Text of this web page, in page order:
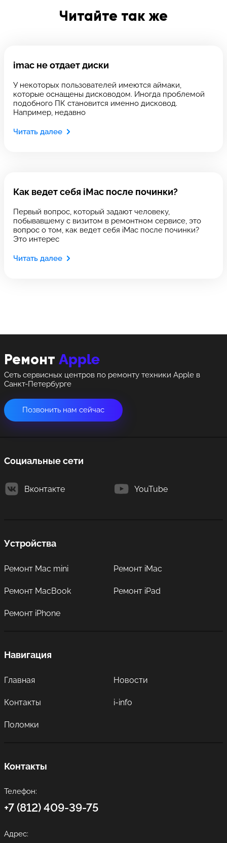
Читайте так же
imac не отдает диски
У некоторых пользователей имеются аймаки,
которые оснащены дисководом. Иногда проблемой
подобного ПК становится именно дисковод.
Например, недавно
Читать далее
Как ведет себя iMac после починки?
Первый вопрос, который задают человеку,
побывавшему с визитом в ремонтном сервисе, это
вопрос о том, как ведет себя iMac после починки?
Это интерес
Читать далее
Ремонт Apple
Сеть сервисных центров по ремонту техники Apple в
Санкт-Петербурге
Позвонить нам сейчас
Социальные сети
Вконтакте YouTube
Устройства
Ремонт Mac mini Ремонт iMac
Ремонт MacBook Ремонт iPad
Ремонт iPhone
Навигация
Главная Новости
Контакты i-info
Поломки
Контакты
Телефон:
+7 (812) 409-39-75
Адрес:
позвонить
Выберите сервис
Выберите адрес сервиса, в который хотите
позвонить
Введите номер договора